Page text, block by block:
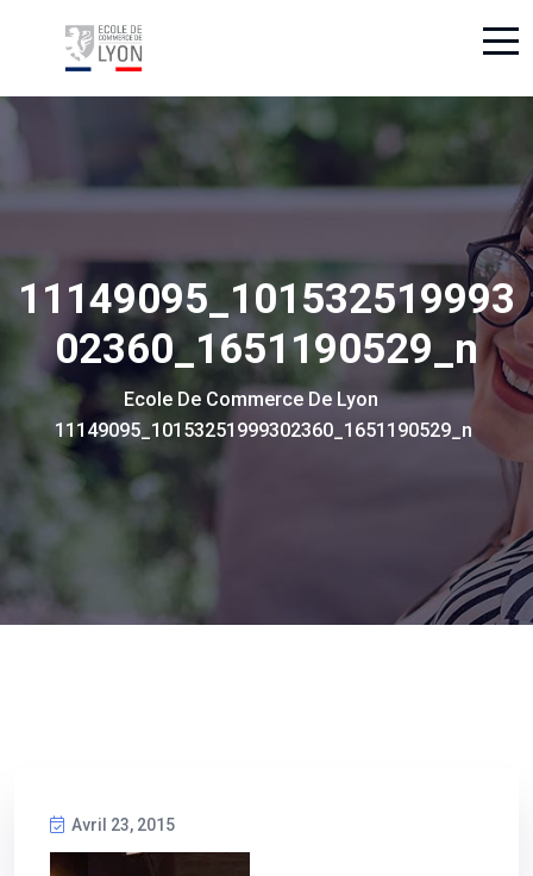
11149095_101532519993
02360_1651190529_n
Ecole De Commerce De Lyon > >
11149095_10153251999302360_1651190529_n
Avril 23, 2015